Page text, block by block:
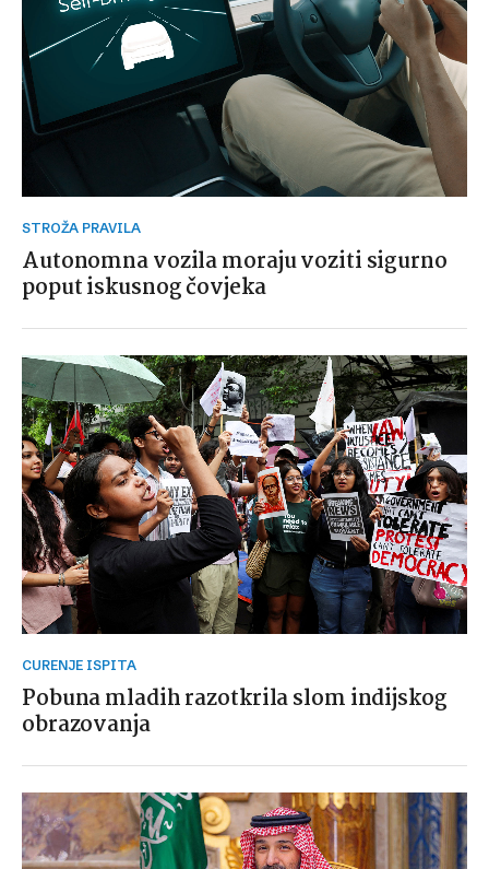
STROŽA PRAVILA
Autonomna vozila moraju voziti sigurno
poput iskusnog čovjeka
CURENJE ISPITA
Pobuna mladih razotkrila slom indijskog
obrazovanja